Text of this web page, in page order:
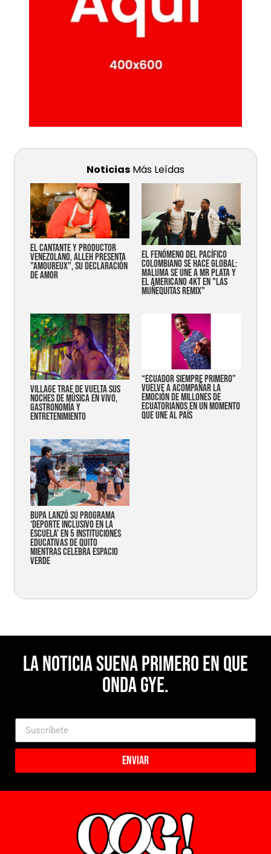
Noticias Más Leídas
EL CANTANTE Y PRODUCTOR
VENEZOLANO, ALLEH PRESENTA
"AMOUREUX", SU DECLARACIÓN
DE AMOR
EL FENÓMENO DEL PACÍFICO
COLOMBIANO SE HACE GLOBAL:
MALUMA SE UNE A MR PLATA Y
EL AMERICANO 4KT EN "LAS
MUÑEQUITAS REMIX"
Village trae de vuelta sus
noches de música en vivo,
gastronomía y
entretenimiento
“Ecuador siempre primero”
vuelve a acompañar la
emoción de millones de
ecuatorianos en un momento
que une al país
Bupa lanzó su programa
‘Deporte Inclusivo en la
Escuela’ en 5 instituciones
educativas de Quito
mientras celebra espacio
verde
La noticia suena primero en Que
Onda Gye.
Enviar